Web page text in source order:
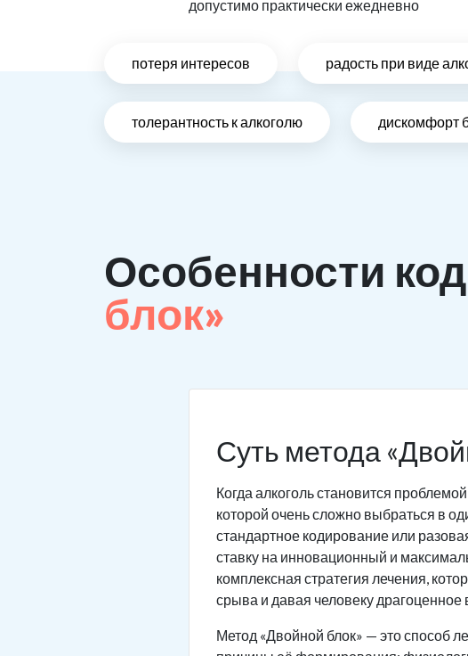
допустимо практически ежедневно
потеря интересов радость при виде
толерантность к алкоголю дискомфорт
Особенности
блок»
Суть метода
Когда алкоголь становится
которой очень сложно выбраться в
стандартное кодирование или
ставку на инновационный и
комплексная стратегия лечения,
срыва и давая человеку драгоценное
Метод «Двойной блок» — это способ